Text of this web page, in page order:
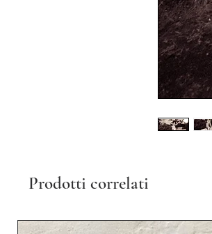
Prodotti correlati